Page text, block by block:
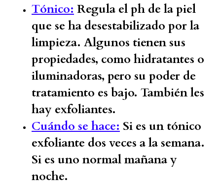
Tónico: Regula el ph de la piel
que se ha desestabilizado por la
limpieza. Algunos tienen sus
propiedades, como hidratantes o
iluminadoras, pero su poder de
tratamiento es bajo. También les
hay exfoliantes.
Cuándo se hace: Si es un tónico
exfoliante dos veces a la semana.
Si es uno normal mañana y
noche.